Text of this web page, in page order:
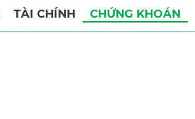
TÀI CHÍNH CHỨNG KHOÁN